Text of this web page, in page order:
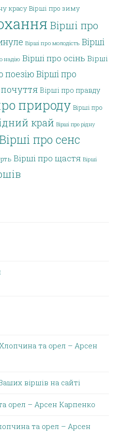
красу Вірші про зиму
Вірші про
Вірші про молодість Вірші
надію Вірші про осінь Вірші
поезію Вірші про
почуття Вірші про правду
природу Вірші про
край Вірші про рідну
про сенс
Вірші про щастя Вірші
та орел – Арсен
віршів на сайті
орел – Арсен Карпенко
та орел – Арсен